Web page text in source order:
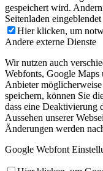
gespeichert wird.
Seitenladen
Hier klicken, um
Andere externe Dienste
Wir nutzen auch
Webfonts, Google Maps
Anbieter
speichern, können Sie
dass eine Deaktivierung
Aussehen unserer
Änderungen werden
Google Webfont